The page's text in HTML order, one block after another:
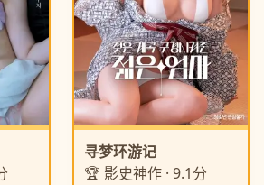
寻梦环游记
🏆 影史神作 · 9.1分